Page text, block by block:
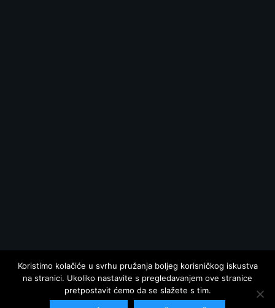
Koristimo kolačiće u svrhu pružanja boljeg korisničkog iskustva
na stranici. Ukoliko nastavite s pregledavanjem ove stranice
pretpostavit ćemo da se slažete s tim.